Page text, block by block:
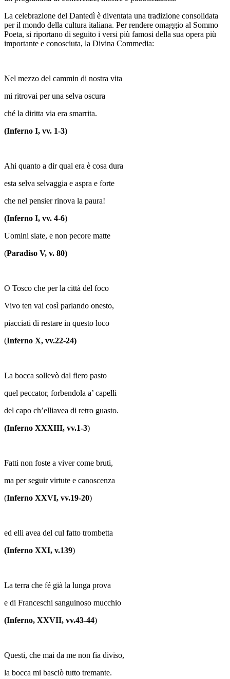
La celebrazione del Dantedì è diventata una tradizione consolidata
per il mondo della cultura italiana. Per rendere omaggio al Sommo
Poeta, si riportano di seguito i versi più famosi della sua opera più
importante e conosciuta, la Divina Commedia:
Nel mezzo del cammin di nostra vita
mi ritrovai per una selva oscura
ché la diritta via era smarrita.
(Inferno I, vv. 1-3)
Ahi quanto a dir qual era è cosa dura
esta selva selvaggia e aspra e forte
che nel pensier rinova la paura!
(Inferno I, vv. 4-6)
Uomini siate, e non pecore matte
(Paradiso V, v. 80)
O Tosco che per la città del foco
Vivo ten vai così parlando onesto,
piacciati di restare in questo loco
(Inferno X, vv.22-24)
La bocca sollevò dal fiero pasto
quel peccator, forbendola a’ capelli
del capo ch’elliavea di retro guasto.
(Inferno XXXIII, vv.1-3)
Fatti non foste a viver come bruti,
ma per seguir virtute e canoscenza
(Inferno XXVI, vv.19-20)
ed elli avea del cul fatto trombetta
(Inferno XXI, v.139)
La terra che fé già la lunga prova
e di Franceschi sanguinoso mucchio
(Inferno, XXVII, vv.43-44)
Questi, che mai da me non fia diviso,
la bocca mi basciò tutto tremante.